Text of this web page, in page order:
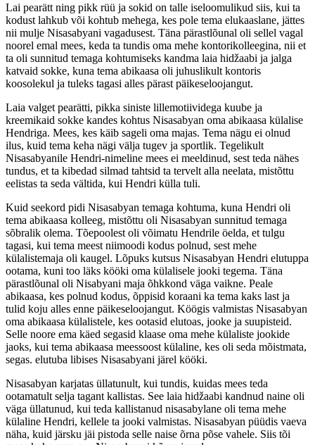
Lai pearätt ning pikk rüü ja sokid on talle iseloomulikud siis, kui ta
kodust lahkub või kohtub mehega, kes pole tema elukaaslane, jättes
nii mulje Nisasabyani vagadusest. Täna pärastlõunal oli sellel vagal
noorel emal mees, keda ta tundis oma mehe kontorikolleegina, nii et
ta oli sunnitud temaga kohtumiseks kandma laia hidžaabi ja jalga
katvaid sokke, kuna tema abikaasa oli juhuslikult kontoris
koosolekul ja tuleks tagasi alles pärast päikeseloojangut.
Laia valget pearätti, pikka siniste lillemotiividega kuube ja
kreemikaid sokke kandes kohtus Nisasabyan oma abikaasa külalise
Hendriga. Mees, kes käib sageli oma majas. Tema nägu ei olnud
ilus, kuid tema keha nägi välja tugev ja sportlik. Tegelikult
Nisasabyanile Hendri-nimeline mees ei meeldinud, sest teda nähes
tundus, et ta kibedad silmad tahtsid ta tervelt alla neelata, mistõttu
eelistas ta seda vältida, kui Hendri külla tuli.
Kuid seekord pidi Nisasabyan temaga kohtuma, kuna Hendri oli
tema abikaasa kolleeg, mistõttu oli Nisasabyan sunnitud temaga
sõbralik olema. Tõepoolest oli võimatu Hendrile öelda, et tulgu
tagasi, kui tema meest niimoodi kodus polnud, sest mehe
külalistemaja oli kaugel. Lõpuks kutsus Nisasabyan Hendri elutuppa
ootama, kuni too läks kööki oma külalisele jooki tegema. Täna
pärastlõunal oli Nisabyani maja õhkkond väga vaikne. Peale
abikaasa, kes polnud kodus, õppisid koraani ka tema kaks last ja
tulid koju alles enne päikeseloojangut. Köögis valmistas Nisasabyan
oma abikaasa külalistele, kes ootasid elutoas, jooke ja suupisteid.
Selle noore ema käed segasid klaase oma mehe külaliste jookide
jaoks, kui tema abikaasa meessoost külaline, kes oli seda mõistmata,
segas. elutuba libises Nisasabyani järel kööki.
Nisasabyan karjatas üllatunult, kui tundis, kuidas mees teda
ootamatult selja tagant kallistas. See laia hidžaabi kandnud naine oli
väga üllatunud, kui teda kallistanud nisasabylane oli tema mehe
külaline Hendri, kellele ta jooki valmistas. Nisasabyan püüdis vaeva
näha, kuid järsku jäi pistoda selle naise õrna põse vahele. Siis tõi